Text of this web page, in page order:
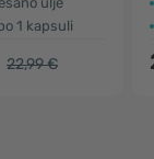
1 kapsuli
22,99 €